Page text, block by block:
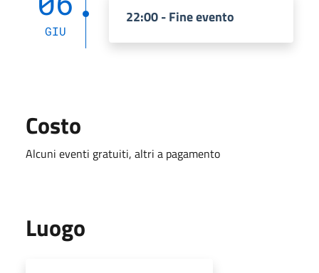
GIU
22:00 - Fine evento
Costo
Alcuni eventi gratuiti, altri a pagamento
Luogo